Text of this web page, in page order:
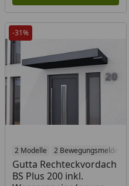
-31%
2 Modelle 2 Bewegungsmelder
Gutta Rechteckvordach
BS Plus 200 inkl.